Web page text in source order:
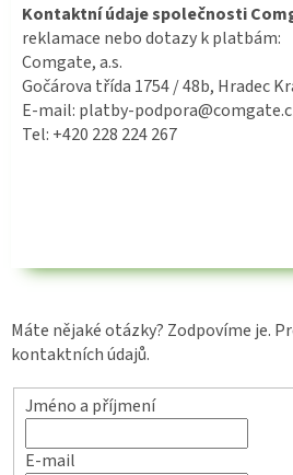
Kontaktní údaje společnosti
reklamace nebo dotazy k platbám:
Comgate, a.s.
Gočárova třída 1754 / 48b, Hradec
E-mail: platby-
Tel: +420 228 224 267
Máte nějaké otázky? Zodpovíme je.
kontaktních údajů.
Jméno a příjmení
E-mail